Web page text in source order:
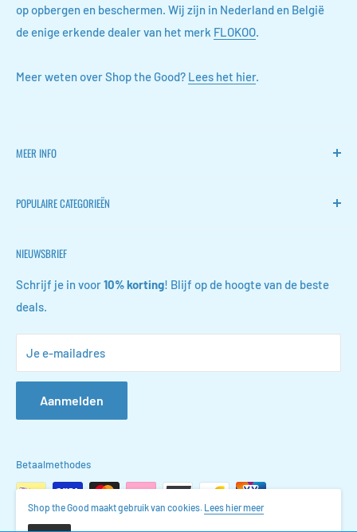
op opbergen en beschermen. Wij zijn in Nederland en België
de enige erkende dealer van het merk FLOKOO.
Meer weten over Shop the Good? Lees het hier.
MEER INFO
FLOKOO
Contact
FAQ
Algemene voorwaarden
Privacyverklaring
Vacatures
POPULAIRE CATEGORIEËN
Wijn accessoires
Schoen opbergers
Conferentiemappen
Gootsteenkast organizers
Sieraden organizers
Leerklokken
NIEUWSBRIEF
Schrijf je in voor10% korting! Blijf op de hoogte van de beste
deals.
Je e-mailadres
Aanmelden
Betaalmethodes
Shop the Good maakt gebruik van cookies. Lees hier meer